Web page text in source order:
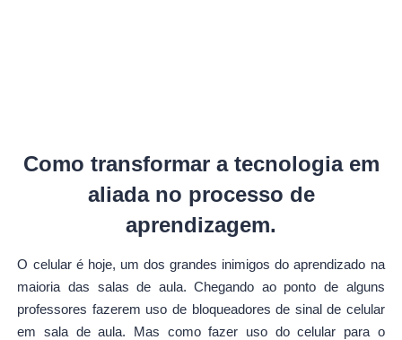
Como transformar a tecnologia em
aliada no processo de
aprendizagem.
O celular é hoje, um dos grandes inimigos do aprendizado na
maioria das salas de aula. Chegando ao ponto de alguns
professores fazerem uso de bloqueadores de sinal de celular
em sala de aula. Mas como fazer uso do celular para o